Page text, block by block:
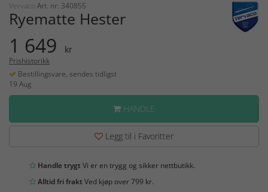
Vervaco Art. nr: 340855
Ryematte Hester
1 649 kr
Prishistorikk
Bestillingsvare, sendes tidligst
19 Aug
HANDLE
Legg til i Favoritter
Handle trygtVi er en trygg og sikker nettbutikk.
Alltid fri fraktVed kjøp over 799 kr.